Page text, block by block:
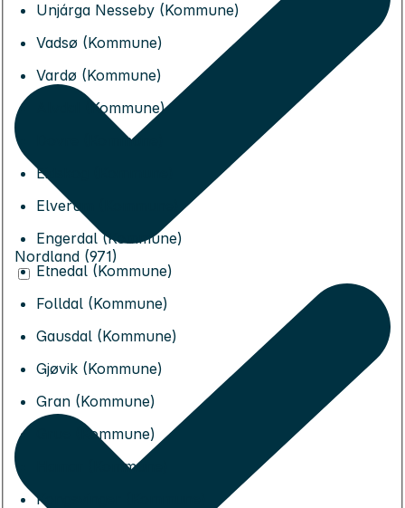
Unjárga Nesseby (Kommune)
Vadsø (Kommune)
Vardø (Kommune)
Alvdal (Kommune)
Dovre (Kommune)
Eidskog (Kommune)
Elverum (Kommune)
Engerdal (Kommune)
Etnedal (Kommune)
Folldal (Kommune)
Gausdal (Kommune)
Gjøvik (Kommune)
Gran (Kommune)
Grue (Kommune)
Hamar (Kommune)
Kongsvinger (Kommune)
Nordland (971)